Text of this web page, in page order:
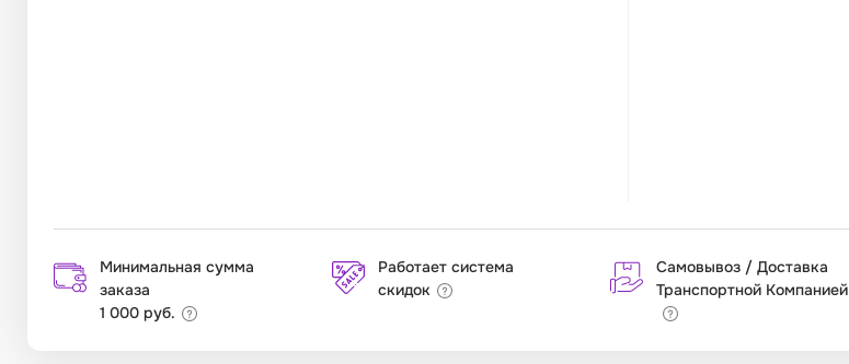
Минимальная сумма
заказа
1 000 руб.
Работает система
скидок
Самовывоз / Доставка
Транспортной Компанией